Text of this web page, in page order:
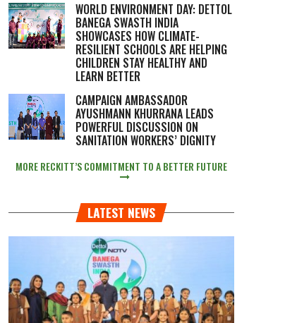
WORLD ENVIRONMENT DAY: DETTOL
BANEGA SWASTH INDIA
SHOWCASES HOW CLIMATE-
RESILIENT SCHOOLS ARE HELPING
CHILDREN STAY HEALTHY AND
LEARN BETTER
CAMPAIGN AMBASSADOR
AYUSHMANN KHURRANA LEADS
POWERFUL DISCUSSION ON
SANITATION WORKERS’ DIGNITY
MORE RECKITT’S COMMITMENT TO A BETTER FUTURE
LATEST NEWS